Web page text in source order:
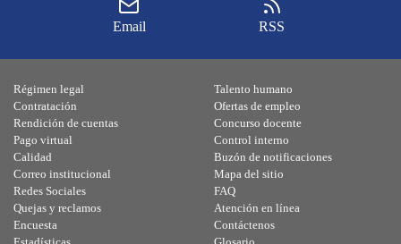
Email RSS
Régimen legal
Contratación
Rendición de cuentas
Pago virtual
Calidad
Talento humano
Ofertas de empleo
Concurso docente
Control interno
Buzón de notificaciones
Correo institucional
Redes Sociales
Quejas y reclamos
Encuesta
Mapa del sitio
FAQ
Atención en línea
Contáctenos